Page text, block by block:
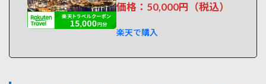
たく
なる
スポ
め
価格：50,000円（税込）
楽天で購入